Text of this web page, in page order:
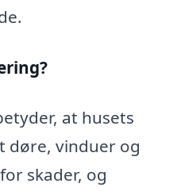
at husets
døre, vinduer og
skader, og